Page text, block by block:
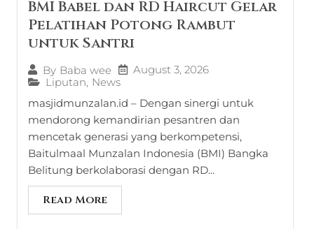
BMI Babel dan RD Haircut Gelar
Pelatihan Potong Rambut
untuk Santri
By Baba wee
August 3, 2026
Liputan, News
masjidmunzalan.id – Dengan sinergi untuk
mendorong kemandirian pesantren dan
mencetak generasi yang berkompetensi,
Baitulmaal Munzalan Indonesia (BMI) Bangka
Belitung berkolaborasi dengan RD...
Read More